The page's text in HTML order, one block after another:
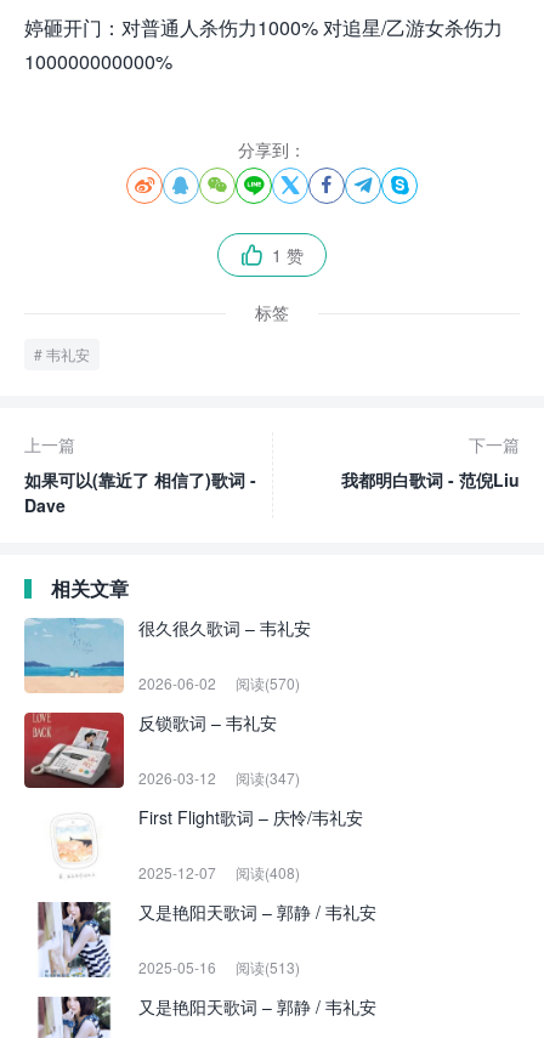
婷砸开门：对普通人杀伤力1000% 对追星/乙游女杀伤力
100000000000%
分享到：
       
 1 赞
标签
韦礼安
上一篇
如果可以(靠近了 相信了)歌词 -
Dave
下一篇
我都明白歌词 - 范倪Liu
相关文章
很久很久歌词 – 韦礼安
2026-06-02 阅读(570)
反锁歌词 – 韦礼安
2026-03-12 阅读(347)
First Flight歌词 – 庆怜/韦礼安
2025-12-07 阅读(408)
又是艳阳天歌词 – 郭静 / 韦礼安
2025-05-16 阅读(513)
又是艳阳天歌词 – 郭静 / 韦礼安